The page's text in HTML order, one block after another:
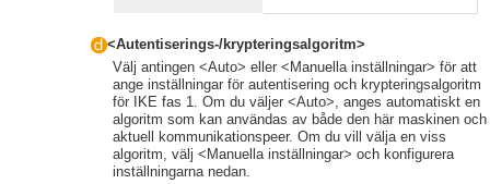
<Autentiserings-/krypteringsalgoritm>
Välj antingen <Auto> eller <Manuella inställningar> för att
ange inställningar för autentisering och krypteringsalgoritm
för IKE fas 1. Om du väljer <Auto>, anges automatiskt en
algoritm som kan användas av både den här maskinen och
aktuell kommunikationspeer. Om du vill välja en viss
algoritm, välj <Manuella inställningar> och konfigurera
inställningarna nedan.